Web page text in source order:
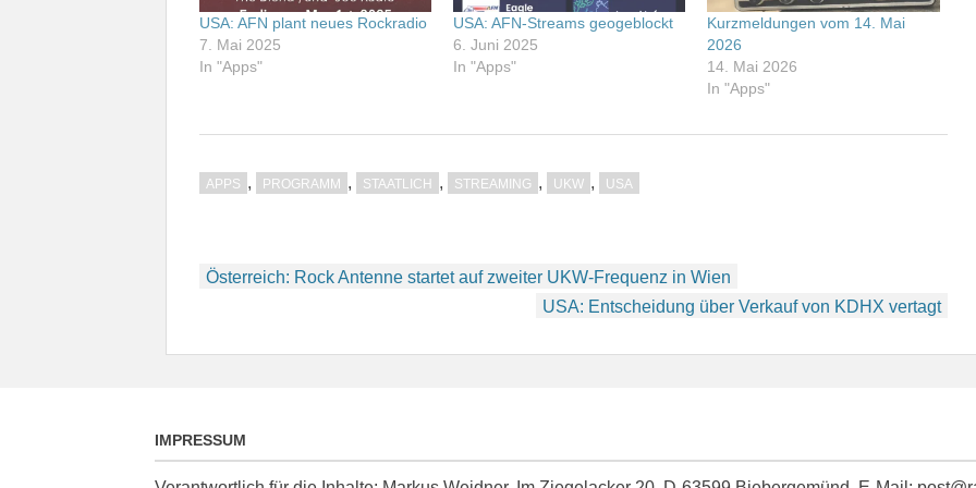
USA: AFN plant neues Rockradio
7. Mai 2025
In "Apps"
USA: AFN-Streams geogeblockt
6. Juni 2025
In "Apps"
Kurzmeldungen vom 14. Mai
2026
14. Mai 2026
In "Apps"
APPS , PROGRAMM , STAATLICH , STREAMING , UKW , USA
Beitragsnavigation
Österreich: Rock Antenne startet auf zweiter UKW-Frequenz in Wien
USA: Entscheidung über Verkauf von KDHX vertagt
IMPRESSUM